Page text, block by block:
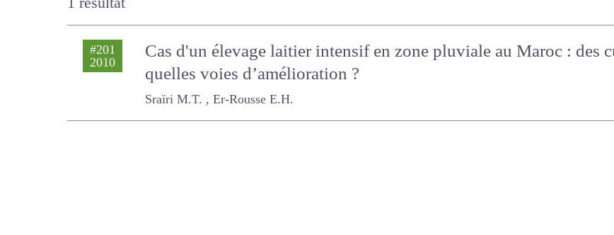
#201
2010
Cas d'un élevage laitier intensif en zone pluviale au Maroc : des
quelles voies d’amélioration ?
Sraïri M.T. , Er-Rousse E.H.